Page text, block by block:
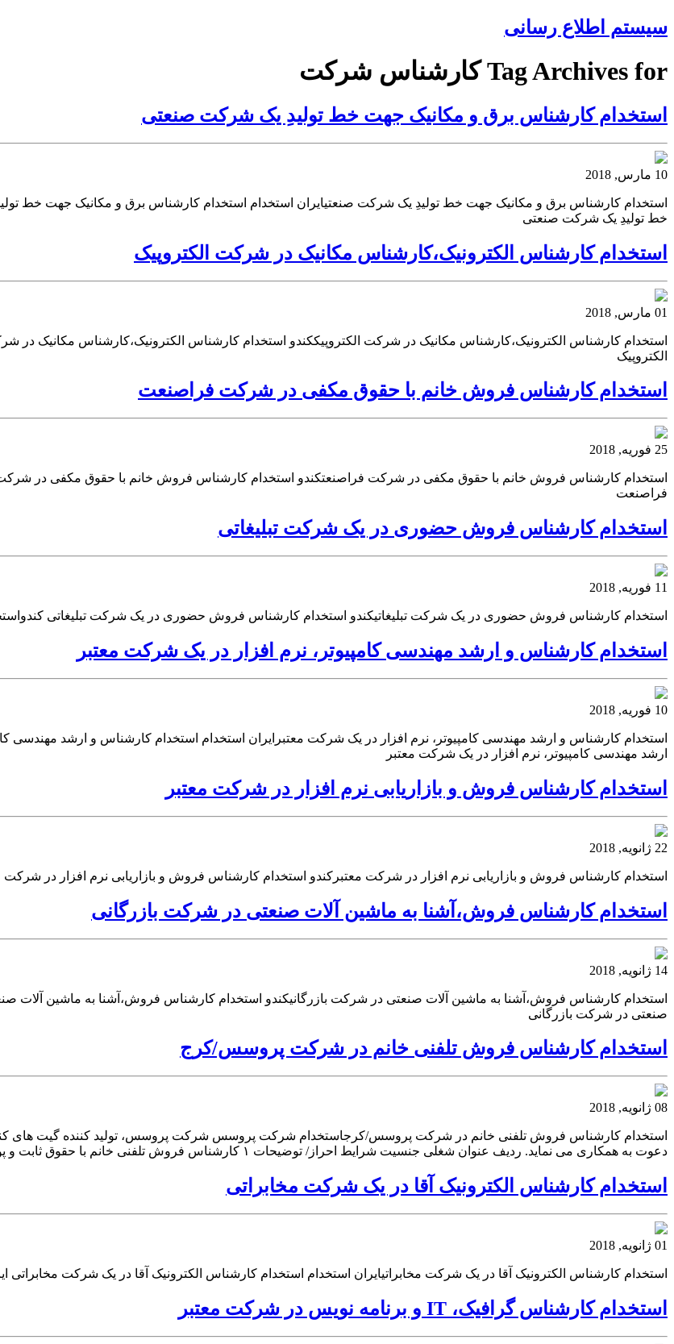
سیستم اطلاع رسانی
Tag Archives for کارشناس شرکت
استخدام کارشناس برق و مکانیک جهت خط تولیدِ یک شرکت صنعتی
10 مارس, 2018
استخدام کارشناس برق و مکانیک جهت خط تولیدِ یک شرکت صنعتیایران استخدام استخدام کارشناس برق و مکانیک جهت خط
خط تولیدِ یک شرکت صنعتی
استخدام کارشناس الکترونیک،کارشناس مکانیک در شرکت الکتروپیک
01 مارس, 2018
استخدام کارشناس الکترونیک،کارشناس مکانیک در شرکت الکتروپیککندو استخدام کارشناس الکترونیک،کارشناس مکانیک در
الکتروپیک
استخدام کارشناس فروش خانم با حقوق مکفی در شرکت فراصنعت
25 فوریه, 2018
استخدام کارشناس فروش خانم با حقوق مکفی در شرکت فراصنعتکندو استخدام کارشناس فروش خانم با حقوق مکفی در
فراصنعت
استخدام کارشناس فروش حضوری در یک شرکت تبلیغاتی
11 فوریه, 2018
استخدام کارشناس فروش حضوری در یک شرکت تبلیغاتیکندو استخدام کارشناس فروش حضوری در یک شرکت تبلیغاتی
استخدام کارشناس و ارشد مهندسی کامپیوتر، نرم افزار در یک شرکت معتبر
10 فوریه, 2018
استخدام کارشناس و ارشد مهندسی کامپیوتر، نرم افزار در یک شرکت معتبرایران استخدام استخدام کارشناس و ارشد مهندسی
ارشد مهندسی کامپیوتر، نرم افزار در یک شرکت معتبر
استخدام کارشناس فروش و بازاریابی نرم افزار در شرکت معتبر
22 ژانویه, 2018
استخدام کارشناس فروش و بازاریابی نرم افزار در شرکت معتبرکندو استخدام کارشناس فروش و بازاریابی نرم افزار در
استخدام کارشناس فروش،آشنا به ماشین آلات صنعتی در شرکت بازرگانی
14 ژانویه, 2018
استخدام کارشناس فروش،آشنا به ماشین آلات صنعتی در شرکت بازرگانیکندو استخدام کارشناس فروش،آشنا به ماشین آلات
صنعتی در شرکت بازرگانی
استخدام کارشناس فروش تلفنی خانم در شرکت پروسس/کرج
08 ژانویه, 2018
استخدام کارشناس فروش تلفنی خانم در شرکت پروسس/کرجاستخدام شرکت پروسس شرکت پروسس، تولید کننده گیت های کنترل
دعوت به همکاری می نماید. ردیف عنوان شغلی جنسیت شرایط احراز/ توضیحات ۱ کارشناس فروش تلفنی خانم با حقوق ثابت و پورسانت با روابط عمومی
استخدام کارشناس الکترونیک آقا در یک شرکت مخابراتی
01 ژانویه, 2018
استخدام کارشناس الکترونیک آقا در یک شرکت مخابراتیایران استخدام استخدام کارشناس الکترونیک آقا در یک شرکت
استخدام کارشناس گرافیک، IT و برنامه نویس در شرکت معتبر